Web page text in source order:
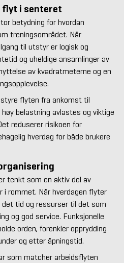
flyt i senteret
betydning for hvordan
treningsområdet. Når
til utstyr er logisk og
og uheldige ansamlinger av
av kvadratmeterne og en
styre flyten fra ankomst til
belastning avlastes og viktige
reduserer risikoen for
hverdag for både brukere
tenkt som en aktiv del av
i rommet. Når hverdagen flyter
det tid og ressurser til det som
og god service. Funksjonelle
orden, forenkler opprydding
og etter åpningstid.
som matcher arbeidsflyten